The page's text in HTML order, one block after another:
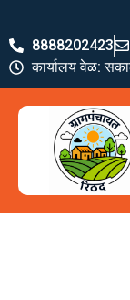
8888202423
कार्यालय वेळ: